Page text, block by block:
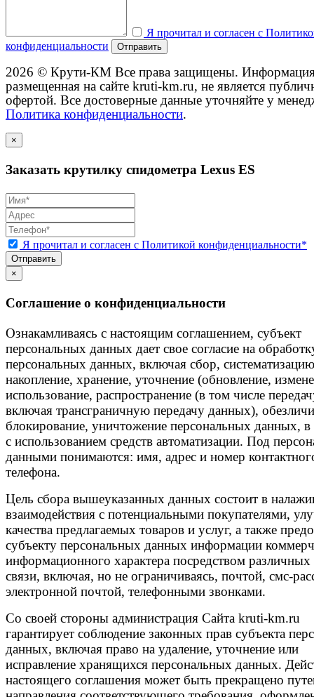
Я прочитал и согласен с
конфиденциальности
Отправить
2026 © Крути-КМ Все права защищены.
размещенная на сайте kruti-km.ru, не является
офертой. Все достоверные данные уточняйте у
Политика конфиденциальности.
×
Заказать крутилку спидометра Lexus ES
Я прочитал и согласен с Политикой конфиденциальности*
Отправить
×
Соглашение о конфиденциальности
Ознакамливаясь с настоящим соглашением, субъект
персональных данных дает свое согласие на
персональных данных, включая сбор,
накопление, хранение, уточнение (обновление,
использование, распространение (в том числе
включая трансграничную передачу данных),
блокирование, уничтожение персональных данных, в
с использованием средств автоматизации. Под
данными понимаются: имя, адрес и номер
телефона.
Цель сбора вышеуказанных данных состоит в
взаимодействия с потенциальными покупателями,
качества предлагаемых товаров и услуг, а также
субъекту персональных данных информации
информационного характера посредством различных
связи, включая, но не ограничиваясь, почтой, смс-
электронной почтой, телефонными звонками.
Со своей стороны администрация Сайта kruti-km.ru
гарантирует соблюдение законных прав субъекта
данных, включая право на удаление, уточнение или
исправление хранящихся персональных данных.
настоящего соглашения может быть прекращено